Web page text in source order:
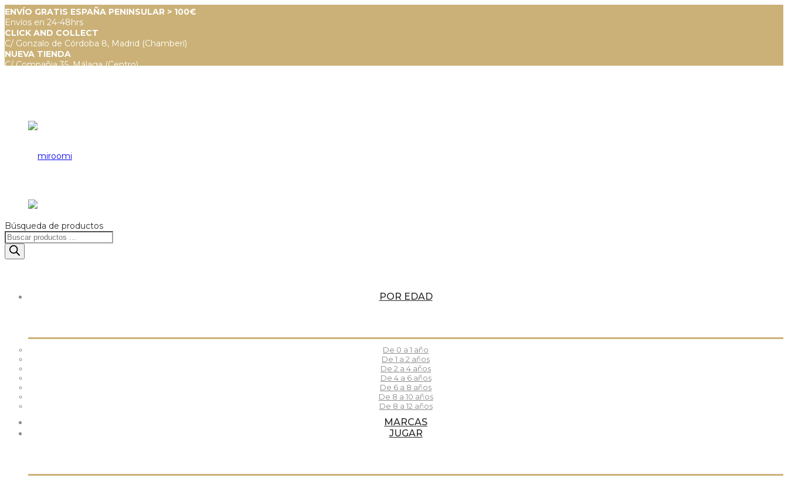
ENVÍO GRATIS ESPAÑA PENINSULAR > 100€
Envíos en 24-48hrs
CLICK AND COLLECT
C/ Gonzalo de Córdoba 8, Madrid (Chamberí)
NUEVA TIENDA
C/ Compañia 35, Málaga (Centro)
Búsqueda de productos
POR EDAD
De 0 a 1 año
De 1 a 2 años
De 2 a 4 años
De 4 a 6 años
De 6 a 8 años
De 8 a 10 años
De 8 a 12 años
MARCAS
JUGAR